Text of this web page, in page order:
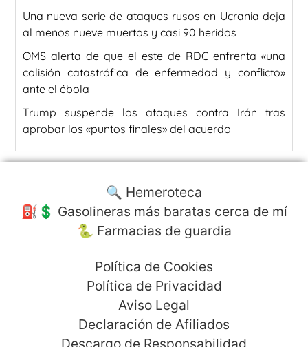
Una nueva serie de ataques rusos en Ucrania deja
al menos nueve muertos y casi 90 heridos
OMS alerta de que el este de RDC enfrenta «una
colisión catastrófica de enfermedad y conflicto»
ante el ébola
Trump suspende los ataques contra Irán tras
aprobar los «puntos finales» del acuerdo
🔍 Hemeroteca
⛽️💲 Gasolineras más baratas cerca de mí
🐍 Farmacias de guardia
Política de Cookies
Política de Privacidad
Aviso Legal
Declaración de Afiliados
Descargo de Responsabilidad